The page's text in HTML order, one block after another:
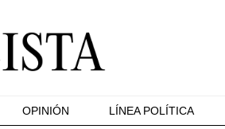
OPINIÓN LÍNEA POLÍTICA